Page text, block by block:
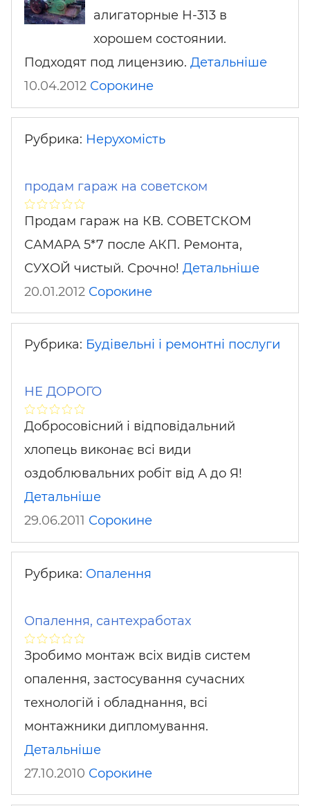
алигаторные Н-313 в
хорошем состоянии.
Подходят под лицензию. Детальніше
10.04.2012 Сорокине
Рубрика: Нерухомість
продам гараж на советском
Продам гараж на КВ. СОВЕТСКОМ
САМАРА 5*7 после АКП. Ремонта,
СУХОЙ чистый. Срочно! Детальніше
20.01.2012 Сорокине
Рубрика: Будівельні і ремонтні послуги
НЕ ДОРОГО
Добросовісний і відповідальний
хлопець виконає всі види
оздоблювальних робіт від А до Я!
Детальніше
29.06.2011 Сорокине
Рубрика: Опалення
Опалення, сантехработах
Зробимо монтаж всіх видів систем
опалення, застосування сучасних
технологій і обладнання, всі
монтажники дипломування.
Детальніше
27.10.2010 Сорокине